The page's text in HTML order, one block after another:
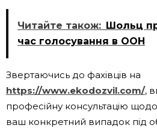
Читайте також: Шольц
час голосування в ООН
Звертаючись до фахівців на
https://www.ekodozvil.com/,
професійну консультацію
ваш конкретний випадок під